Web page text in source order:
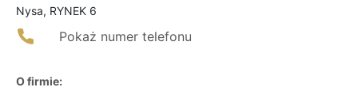
Nysa, RYNEK 6
Pokaż numer telefonu
O firmie: